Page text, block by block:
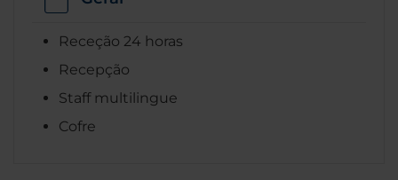
Receção 24 horas
Recepção
Staff multilingue
Cofre